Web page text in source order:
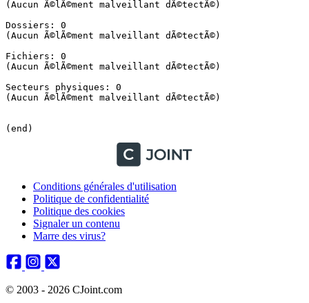
(Aucun Ã©lÃ©ment malveillant dÃ©tectÃ©)
Dossiers: 0
(Aucun Ã©lÃ©ment malveillant dÃ©tectÃ©)
Fichiers: 0
(Aucun Ã©lÃ©ment malveillant dÃ©tectÃ©)
Secteurs physiques: 0
(Aucun Ã©lÃ©ment malveillant dÃ©tectÃ©)
(end)
Conditions générales d'utilisation
Politique de confidentialité
Politique des cookies
Signaler un contenu
Marre des virus?
© 2003 - 2026 CJoint.com